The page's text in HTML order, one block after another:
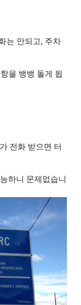
는 안되고, 주차
을 뱅뱅 돌게 됩
전화 받으면 터
하니 문제없습니